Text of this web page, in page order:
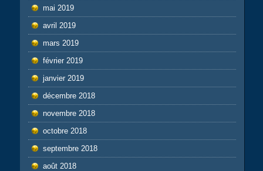
mai 2019
avril 2019
mars 2019
février 2019
janvier 2019
décembre 2018
novembre 2018
octobre 2018
septembre 2018
août 2018